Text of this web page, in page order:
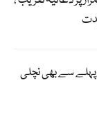
پہلے سے بھی نچلی